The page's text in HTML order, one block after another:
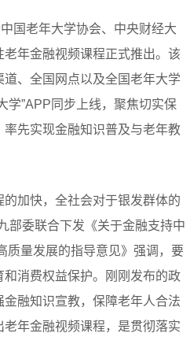
国老年大学协会、中央财经大
年金融视频课程正式推出。该
、全国网点以及全国老年大学
学”APP同步上线，聚焦切实保
先实现金融知识普及与老年教
的加快，全社会对于银发群体的
部委联合下发《关于金融支持中
质量发展的指导意见》强调，要
消费权益保护。刚刚发布的政
融知识宣教，保障老年人合法
年金融视频课程，是贯彻落实